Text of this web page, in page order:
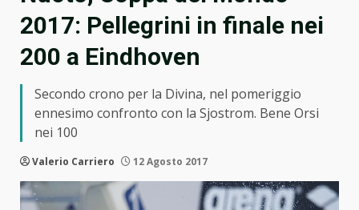
2017: Pellegrini in finale nei
200 a Eindhoven
Secondo crono per la Divina, nel pomeriggio
ennesimo confronto con la Sjostrom. Bene Orsi
nei 100
Valerio Carriero 12 Agosto 2017